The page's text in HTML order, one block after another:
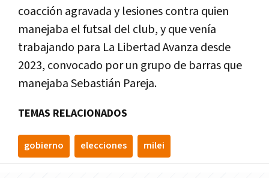
coacción agravada y lesiones contra quien
manejaba el futsal del club, y que venía
trabajando para La Libertad Avanza desde
2023, convocado por un grupo de barras que
manejaba Sebastián Pareja.
TEMAS RELACIONADOS
gobierno elecciones milei